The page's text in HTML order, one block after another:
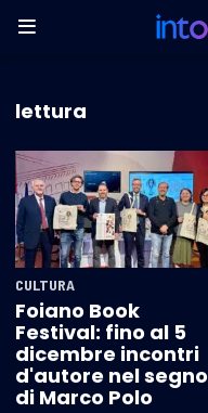
lettura
CULTURA
Foiano Book
Festival: fino al 5
dicembre incontri
d'autore nel segno
di Marco Polo